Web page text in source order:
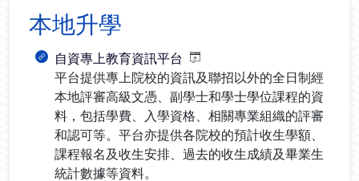
本地升學
自資專上教育資訊平台
平台提供專上院校的資訊及聯招以外的全日制經
本地評審高級文憑、副學士和學士學位課程的資
料，包括學費、入學資格、相關專業組織的評審
和認可等。平台亦提供各院校的預計收生學額、
課程報名及收生安排、過去的收生成績及畢業生
統計數據等資料。